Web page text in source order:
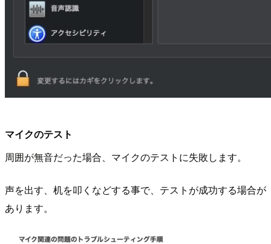
マイクのテスト
周囲が無音だった場合、マイクのテストに失敗します。
声を出す、机を叩くなどする事で、テストが成功する場合が
あります。